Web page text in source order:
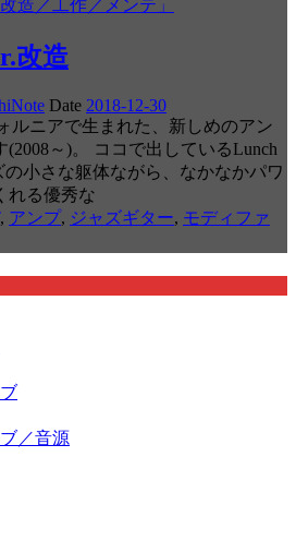
造／工作／メンテ」
改造
Date 2018-12-30
ルニアで生まれた、新しめのアン
～)。 ココで出しているLunch
の小さな躯体ながら、なかなかパワ
れる優秀な
, アンプ, ジャズギター, モディファ
／音源